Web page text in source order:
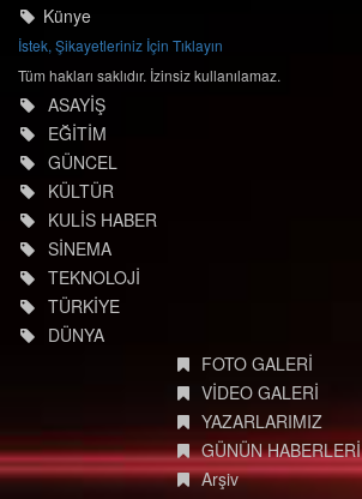
Künye
İstek, Şikayetleriniz İçin Tıklayın
Tüm hakları saklıdır. İzinsiz kullanılamaz.
ASAYİŞ
EĞİTİM
GÜNCEL
KÜLTÜR
KULİS HABER
SİNEMA
TEKNOLOJİ
TÜRKİYE
DÜNYA
FOTO GALERİ
VİDEO GALERİ
YAZARLARIMIZ
GÜNÜN HABERLERİ
Arşiv